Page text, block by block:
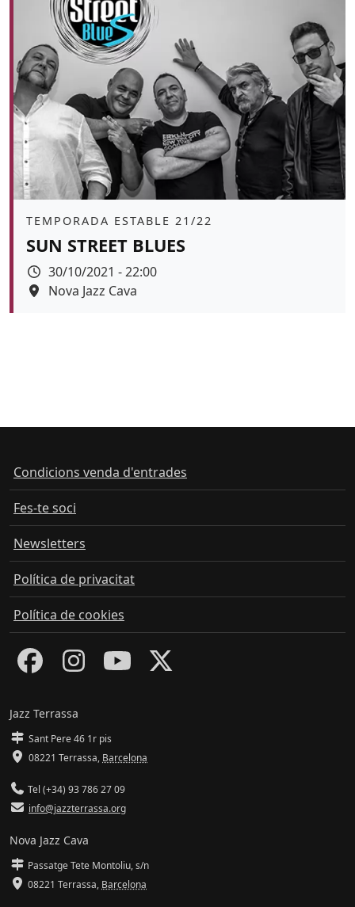
Àmbit
TEMPORADA ESTABLE 21/22
SUN STREET BLUES
Data
30/10/2021 - 22:00
Espai
Nova Jazz Cava
Condicions venda d'entrades
Fes-te soci
Newsletters
Política de privacitat
Política de cookies
Jazz Terrassa
Sant Pere 46 1r pis
08221 Terrassa, Barcelona
Tel (+34) 93 786 27 09
info@jazzterrassa.org
Nova Jazz Cava
Passatge Tete Montoliu, s/n
08221 Terrassa, Barcelona